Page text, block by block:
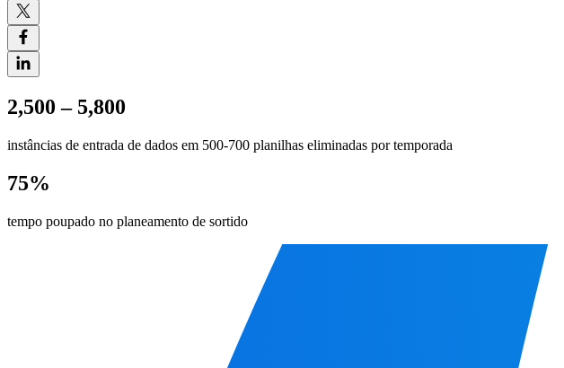
2,500 – 5,800
instâncias de entrada de dados em 500-700 planilhas eliminadas por temporada
75%
tempo poupado no planeamento de sortido